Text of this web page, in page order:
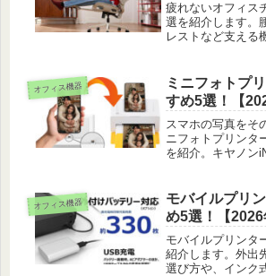
疲れないオフィス
選を紹介します。
レストなど支える
オフィス機器
ミニフォトプ
すめ5選！【
スマホの写真をそ
ニフォトプリンタ
を紹介。キヤノン
やアルバムに。
オフィス機器
モバイルプリ
め5選！【2026
モバイルプリンタ
紹介します。外出
選び方や、インク